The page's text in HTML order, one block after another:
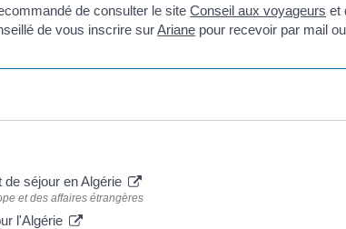
de consulter le siteConseil aux voyageurs et
de vous inscrire surAriane pour recevoir par mail
séjour en Algérie
et des affaires étrangères
l'Algérie